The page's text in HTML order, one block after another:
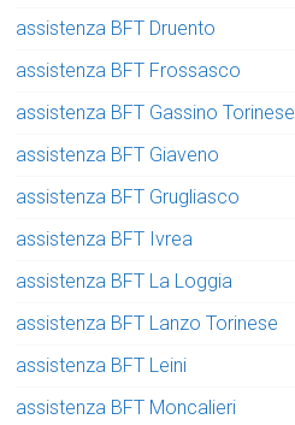
assistenza BFT Druento
assistenza BFT Frossasco
assistenza BFT Gassino Torinese
assistenza BFT Giaveno
assistenza BFT Grugliasco
assistenza BFT Ivrea
assistenza BFT La Loggia
assistenza BFT Lanzo Torinese
assistenza BFT Leini
assistenza BFT Moncalieri